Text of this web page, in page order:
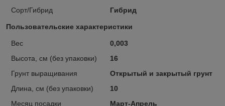
Сорт/Гибрид Гибрид
Пользовательские характеристики
Вес
0,003
Высота, см (без упаковки)
16
Грунт выращивания
Открытый и закрытый грунт
Длина, см (без упаковки)
10
Месяц посадки
Март-Апрель